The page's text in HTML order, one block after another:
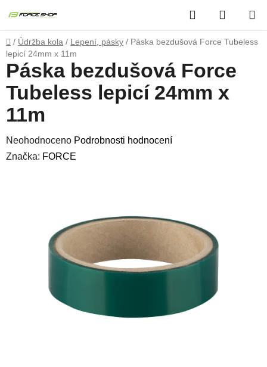
na
obsah
Hledat
KOŠÍK
Domů
/ Údržba kola / Lepení, pásky / Páska bezdušová Force Tubeless
lepicí 24mm x 11m
Páska bezdušová Force
Tubeless lepicí 24mm x
11m
Průměrné
hodnocení
hvězdiček.
Neohodnoceno Podrobnosti hodnocení
Značka: FORCE